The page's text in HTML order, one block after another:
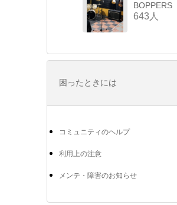
BOPPERS
643人
困ったときには
コミュニティのヘルプ
利用上の注意
メンテ・障害のお知らせ